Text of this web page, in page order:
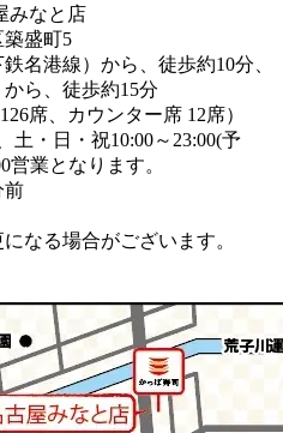
みなと店
盛町5
名港線）から、徒歩約10分、
ら、徒歩約15分
席、カウンター席 12席）
土・日・祝10:00～23:00(予
業となります。
前
なる場合がございます。